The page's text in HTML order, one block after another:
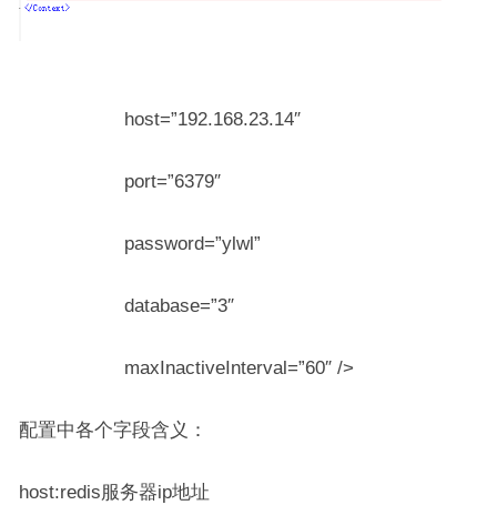
host=”192.168.23.14″
port=”6379″
password=”ylwl”
database=”3″
maxInactiveInterval=”60″ />
配置中各个字段含义：
host:redis服务器ip地址